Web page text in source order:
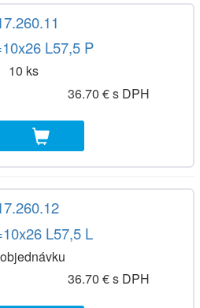
L57,5 P
10 ks
36.70 € s DPH
L57,5 L
36.70 € s DPH